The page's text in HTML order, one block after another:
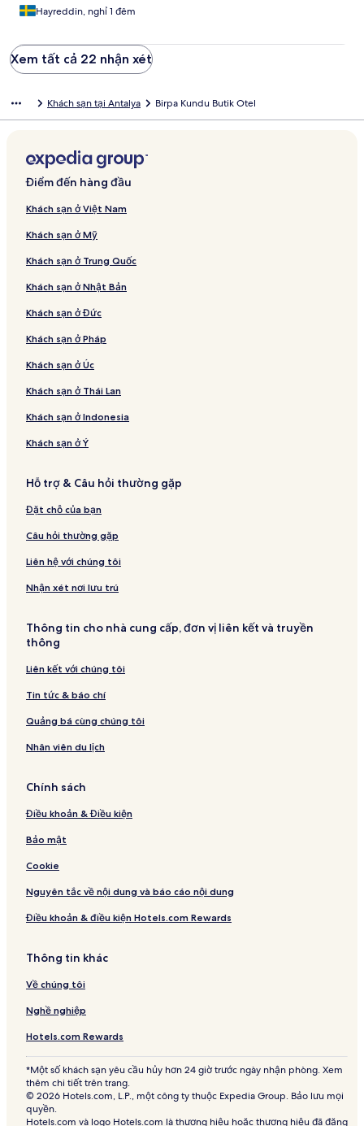
Hayreddin, nghỉ 1 đêm
Xem tất cả 22 nhận xét
Khách sạn tại Antalya Birpa Kundu Butik Otel
Điểm đến hàng đầu
Khách sạn ở Việt Nam
Khách sạn ở Mỹ
Khách sạn ở Trung Quốc
Khách sạn ở Nhật Bản
Khách sạn ở Đức
Khách sạn ở Pháp
Khách sạn ở Úc
Khách sạn ở Thái Lan
Khách sạn ở Indonesia
Khách sạn ở Ý
Hỗ trợ & Câu hỏi thường gặp
Đặt chỗ của bạn
Câu hỏi thường gặp
Liên hệ với chúng tôi
Nhận xét nơi lưu trú
Thông tin cho nhà cung cấp, đơn vị liên kết và truyền
thông
Liên kết với chúng tôi
Tin tức & báo chí
Quảng bá cùng chúng tôi
Nhân viên du lịch
Chính sách
Điều khoản & Điều kiện
Bảo mật
Cookie
Nguyên tắc về nội dung và báo cáo nội dung
Điều khoản & điều kiện Hotels.com Rewards
Thông tin khác
Về chúng tôi
Nghề nghiệp
Hotels.com Rewards
*Một số khách sạn yêu cầu hủy hơn 24 giờ trước ngày nhận phòng. Xem
thêm chi tiết trên trang.
© 2026 Hotels.com, L.P., một công ty thuộc Expedia Group. Bảo lưu mọi
quyền.
Hotels.com và logo Hotels.com là thương hiệu hoặc thương hiệu đã đăng